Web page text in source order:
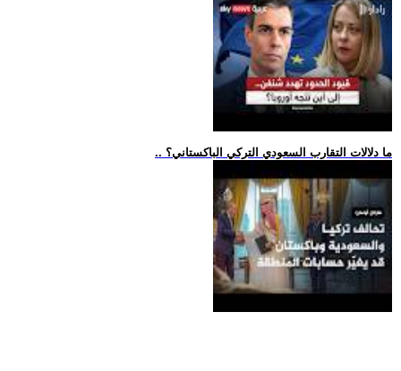
.. ما دلالات التقارب السعودي التركي الباكستاني؟